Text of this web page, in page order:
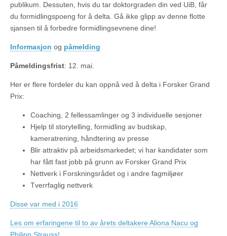
publikum. Dessuten, hvis du tar doktorgraden din ved UiB, får
du formidlingspoeng for å delta. Gå ikke glipp av denne flotte
sjansen til å forbedre formidlingsevnene dine!
Informasjon og påmelding
Påmeldingsfrist: 12. mai.
Her er flere fordeler du kan oppnå ved å delta i Forsker Grand
Prix:
Coaching, 2 fellessamlinger og 3 individuelle sesjoner
Hjelp til storytelling, formidling av budskap,
kameratrening, håndtering av presse
Blir attraktiv på arbeidsmarkedet; vi har kandidater som
har fått fast jobb på grunn av Forsker Grand Prix
Nettverk i Forskningsrådet og i andre fagmiljøer
Tverrfaglig nettverk
Disse var med i 2016
Les om erfaringene til to av årets deltakere Aliona Nacu og